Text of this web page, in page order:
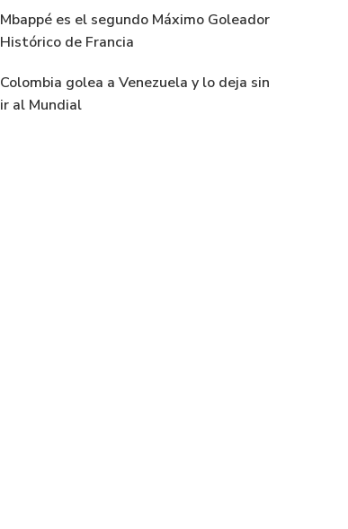
Mbappé es el segundo Máximo Goleador
Histórico de Francia
Colombia golea a Venezuela y lo deja sin
ir al Mundial